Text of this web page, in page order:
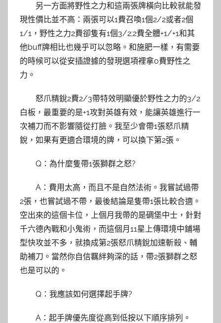
另一方面將野性之力和這兩張牌橫向比較就能發
現性價比並不高：兩張可以1費召喚1個2/2或者2個
1/1，野性之力2費卻隻有1個3/2;2費全體+1/+1和其
他buff牌相比也幾乎可以忽略。和施肥一樣，有需要
的時候可以從安插證據的發現選項裡拿0費野性之
力。
怒爪精銳2費2/3帶特效明顯優於野性之力的3/2
白板，最重要的是+1攻對英雄有效，能讓英雄進行一
次補刀而不影響隨從打臉。我至少會帶1張怒爪精
銳，如果有更適合環境的牌，可以換下第2張。
Q：為什麼隻帶1張獅群之怒?
A：費用太高，而且不是自然法術。我嘗試過帶
2張，也嘗試過不帶，最後結論是隻帶1張比較合適。
空出來的這個卡位，上個月我帶的是碉堡中士，針對
千六德內戰和小鬼術，而這個月11星上傳環境中鋪場
型快攻並不多，就換成第2張怒爪精銳加速斬殺、輔
助補刀。當然你自信羈絆夠深的話，帶2張獅群之怒
也是可以的。
Q：我應該如何選擇起手牌?
A：起手牌優先度從高到低按以下順序排列。